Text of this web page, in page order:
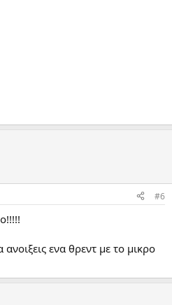
#6
ενα θρεντ με το μικρο